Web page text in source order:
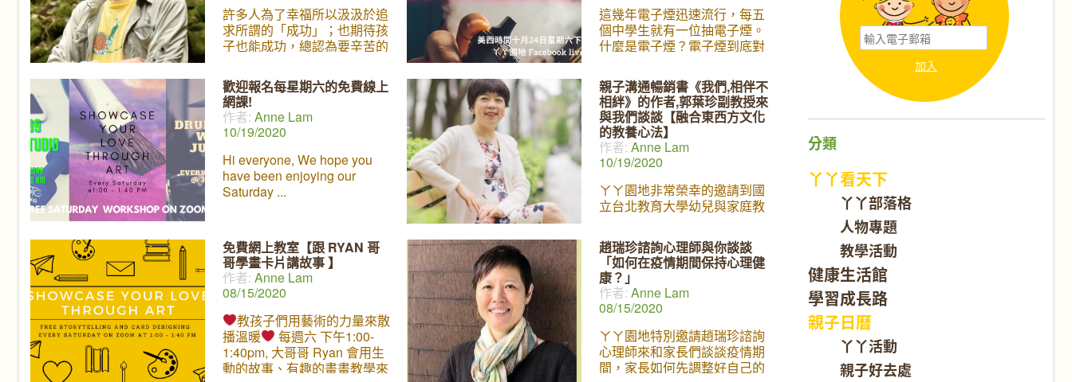
許多人為了幸福所以汲汲於追
求所謂的「成功」；也期待孩
子也能成功，總認為要辛苦的
的生活。然而，什麼是幸福的
感覺？ 每個人對「成功」的定
義都不同，但若是只以財富多
寡，事業地位高低來定義「成
功」，就會忽視了其他生命中
更具價值但無法衡量的瑰寶。
暢銷書作者、醫生、自我實現
家、環保工作者李偉文醫師將
在 11月21號和LaJaJa Kids的
義。擁有一個美滿家庭的他，
將會和我們大家分享一些簡單
又容易實踐的方法，讓幸福成
為親子和家人之間一種持續的
感覺。11月21號 星期六晚上
7點 (PST), 我們ㄚㄚ園地
Facebook Live見!
這幾年電子煙迅速流行，每五
個中學生就有一位抽電子煙。
什麼是電子煙？電子煙到底對
麼吸引青少年？即使你的孩子
不抽電子菸,做父母的我們對電
子菸的了解也是非常必須的。
電子菸頻向青少年招手,父母準
備好了嗎? 丫ㄚ園地特別邀請
我們的好朋友Irene 和她的孩
子Dimitri Lin，一位積極參與
電子煙防制活動的高中生，以
其觀察與研究的經驗，來跟華
的問題。 Dimitri 在高中階段
ㄧ直在學校及社區做電子煙的
教育防制活動，在2019年發起
禁電子煙廣告petition, 在短短
三週就獲得三萬人的簽署，他
也與參眾議員開會討論青少年
的電子煙議題，目前積極參與
美國癌症協會的活動。 以下是
Irene 為此活動的介紹, 邀請您
歡迎報名每星期六的免費線上
網課!
作者: Anne Lam
10/19/2020
Hi everyone, We hope you
have been enjoying our
Saturday
親子溝通暢銷書《我們,相伴不
相絆》的作者,郭葉珍副教授來
與我們談談【融合東西方文化
的教養心法】
作者: Anne Lam
10/19/2020
ㄚㄚ園地非常榮幸的邀請到國
立台北教育大學幼兒與家庭教
們談談談她與孩子的相處故
事。 郭葉珍老師是親子溝通暢
銷書《我們,相伴不相絆》的作
者，有著最暖心的「國民媽
媽」之稱, 她的 一篇文章觸動
30萬顆媽媽的心, 引來媒體競
相報導。 觀看直播請
到: https://www.facebook.com/watch/?
v=807512436687142
免費網上教室【跟 RYAN 哥
哥學畫卡片講故事 】
作者: Anne Lam
08/15/2020
教孩子們用藝術的力量來散
播溫暖
每週六 下午1:00-
1:40pm, 大哥哥 Ryan 會用生
動的故事、有趣的畫畫教學來
趙瑞珍諮詢心理師與你談談
「如何在疫情期間保持心理健
康？」
作者: Anne Lam
08/15/2020
ㄚㄚ園地特別邀請趙瑞珍諮詢
心理師來和家長們談談疫情期
間，家長如何先調整好自己的
分類
丫丫看天下
丫丫部落格
人物專題
教學活動
健康生活館
學習成長路
親子日曆
丫丫活動
親子好去處